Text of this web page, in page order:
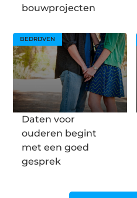
bouwprojecten
BEDRIJVEN
Daten voor
ouderen begint
met een goed
gesprek